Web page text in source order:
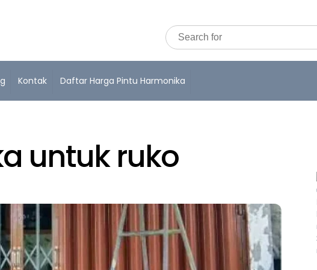
Kontak Daftar Harga Pintu Harmonika
untuk ruko